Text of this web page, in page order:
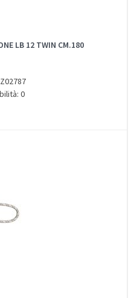
LB 12 TWIN CM.180
0